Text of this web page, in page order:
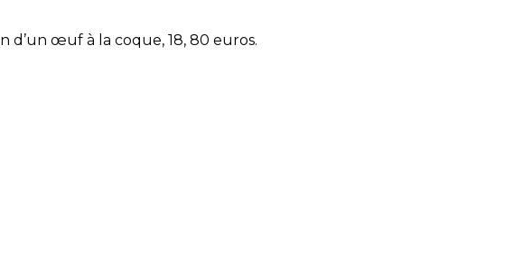
d’un œuf à la coque, 18, 80 euros.